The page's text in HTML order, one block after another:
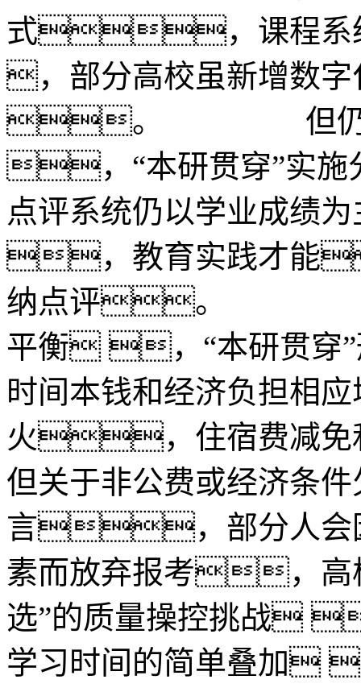
式，课程系统
，部分高校虽新增数
。 但仍未打
，“本研贯穿”实
点评系统仍以学业成绩
，教育实践才能
纳点评。 应着
平衡 ，“本研贯穿”
时间本钱和经济负担相
火，住宿费
但关于非公费或经济条
言，部分人会
素而放弃报考，高
选”的质量操控挑
学习时间的简单叠加 